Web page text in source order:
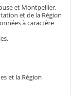
et Montpellier,
et de la Région
à caractère
et la Région